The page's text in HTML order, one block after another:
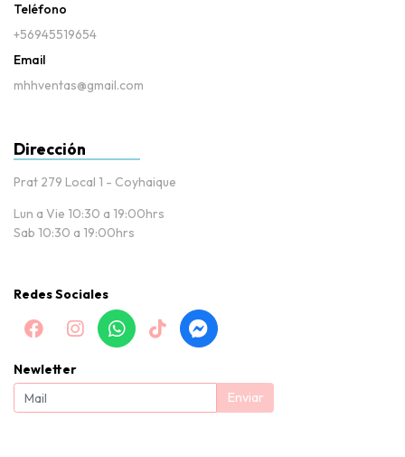
Teléfono
+56945519654
Email
mhhventas@gmail.com
Dirección
Prat 279 Local 1 - Coyhaique
Lun a Vie 10:30 a 19:00hrs
Sab 10:30 a 19:00hrs
Redes Sociales
Newletter
Enviar